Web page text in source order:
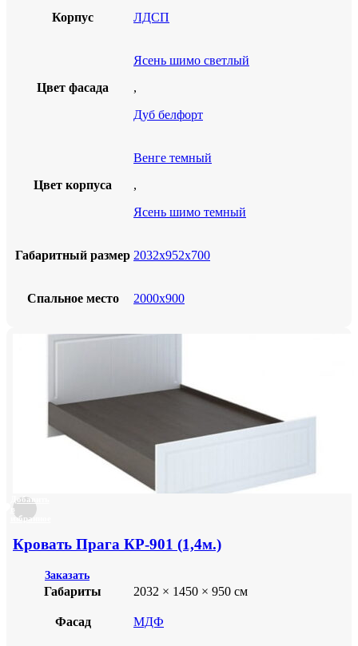
Корпус ЛДСП
Цвет фасада
Ясень шимо светлый
,
Дуб белфорт
Цвет корпуса
Венге темный
,
Ясень шимо темный
Габаритный размер 2032х952х700
Спальное место 2000х900
Добавить
в
избранное
Кровать Прага КР-901 (1,4м.)
Заказать
Габариты 2032 × 1450 × 950 см
Фасад МДФ